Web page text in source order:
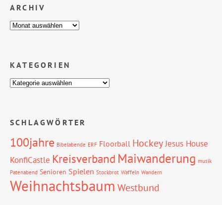
ARCHIV
KATEGORIEN
SCHLAGWÖRTER
100jahre Bibelabende ERF Floorball HockeyJesus House
KonfiCastle Kreisverband Maiwanderung musik
Patenabend Senioren Spielen Stockbrot Waffeln Wandern
Weihnachtsbaum Westbund